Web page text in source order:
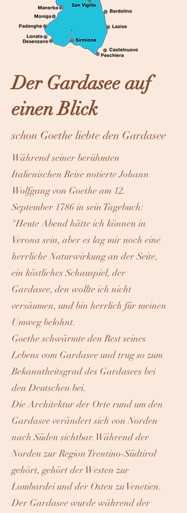
Der Gardasee auf
einen Blick
schon Goethe liebte den Gardasee
Während seiner berühmten
Italienischen Reise notierte Johann
Wolfgang von Goethe am 12.
September 1786 in sein Tagebuch:
"Heute Abend hätte ich können in
Verona sein, aber es lag mir noch eine
herrliche Naturwirkung an der Seite,
ein köstliches Schauspiel, der
Gardasee, den wollte ich nicht
versäumen, und bin herrlich für meinen
Umweg belohnt.
Goethe schwärmte den Rest seines
Lebens vom Gardasee und trug so zum
Bekanntheitsgrad des Gardasees bei
den Deutschen bei.
Die Architektur der Orte rund um den
Gardasee verändert sich von Norden
nach Süden sichtbar. Während der
Norden zur Region Trentino-Südtirol
gehört, gehört der Westen zur
Lombardei und der Osten zu Venetien.
Der Gardasee wurde während der